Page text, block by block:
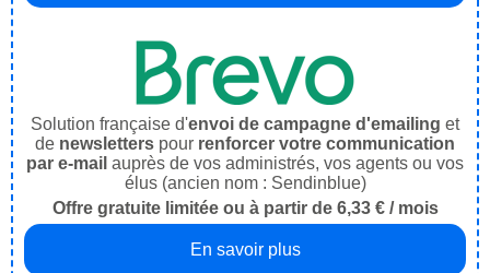
Solution française d'envoi de campagne d'emailing et
de newsletters pour renforcer votre communication
par e-mail auprès de vos administrés, vos agents ou vos
élus (ancien nom : Sendinblue)
Offre gratuite limitée ou à partir de 6,33 € / mois
En savoir plus